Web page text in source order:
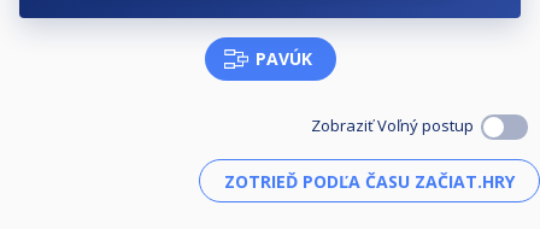
PAVÚK
Zobraziť Voľný postup